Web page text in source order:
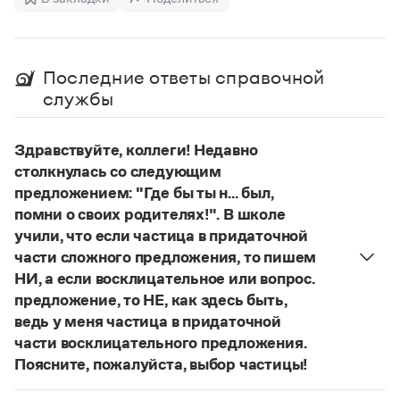
Справочники
Правила русской орфографии и пунктуации
для школьников
Письмовник
Справочник по пунктуации
Словарь-справочник трудностей
Справочник по фразеологии
Азбучные истины
Словарь-справочник непростые слова
Все справочники портала
Журнал
Новости и события
Управление в русском языке
Правила русской орфографии и пунктуации
Последние ответы справочной
службы
Здравствуйте, коллеги! Недавно
столкнулась со следующим
предложением: "Где бы ты н... был,
помни о своих родителях!". В школе
учили, что если частица в придаточной
части сложного предложения, то пишем
НИ, а если восклицательное или вопрос.
предложение, то НЕ, как здесь быть,
ведь у меня частица в придаточной
части восклицательного предложения.
Поясните, пожалуйста, выбор частицы!
Правильно:Где бы ты ни был, помни о своих